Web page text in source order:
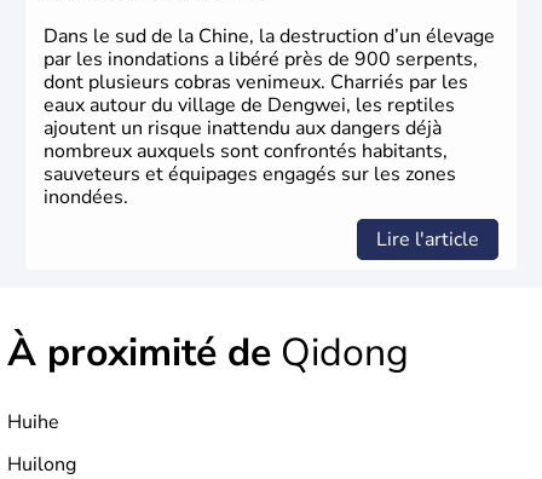
de l'imprimerie à caractères mobiles, de la boussole et de
la poudre à canon.
Dans le sud de la Chine, la destruction d’un élevage
par les inondations a libéré près de 900 serpents,
dont plusieurs cobras venimeux. Charriés par les
eaux autour du village de Dengwei, les reptiles
ajoutent un risque inattendu aux dangers déjà
nombreux auxquels sont confrontés habitants,
sauveteurs et équipages engagés sur les zones
inondées.
Lire l'article
À proximité de Qidong
Huihe
Huilong